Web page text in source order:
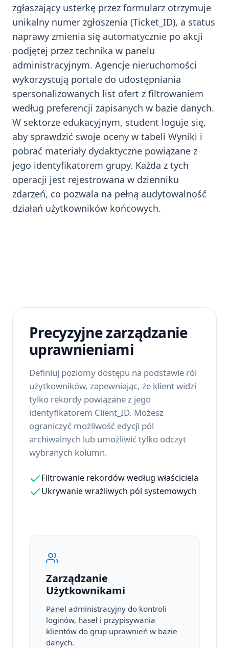
zgłaszający usterkę przez formularz otrzymuje
unikalny numer zgłoszenia (Ticket_ID), a status
naprawy zmienia się automatycznie po akcji
podjętej przez technika w panelu
administracyjnym. Agencje nieruchomości
wykorzystują portale do udostępniania
spersonalizowanych list ofert z filtrowaniem
według preferencji zapisanych w bazie danych.
W sektorze edukacyjnym, student loguje się,
aby sprawdzić swoje oceny w tabeli Wyniki i
pobrać materiały dydaktyczne powiązane z
jego identyfikatorem grupy. Każda z tych
operacji jest rejestrowana w dzienniku
zdarzeń, co pozwala na pełną audytowalność
działań użytkowników końcowych.
Precyzyjne zarządzanie
uprawnieniami
Definiuj poziomy dostępu na podstawie ról
użytkowników, zapewniając, że klient widzi
tylko rekordy powiązane z jego
identyfikatorem Client_ID. Możesz
ograniczyć możliwość edycji pól
archiwalnych lub umożliwić tylko odczyt
wybranych kolumn.
Filtrowanie rekordów według właściciela
Ukrywanie wrażliwych pól systemowych
Zarządzanie
Użytkownikami
Panel administracyjny do kontroli
loginów, haseł i przypisywania
klientów do grup uprawnień w bazie
danych.